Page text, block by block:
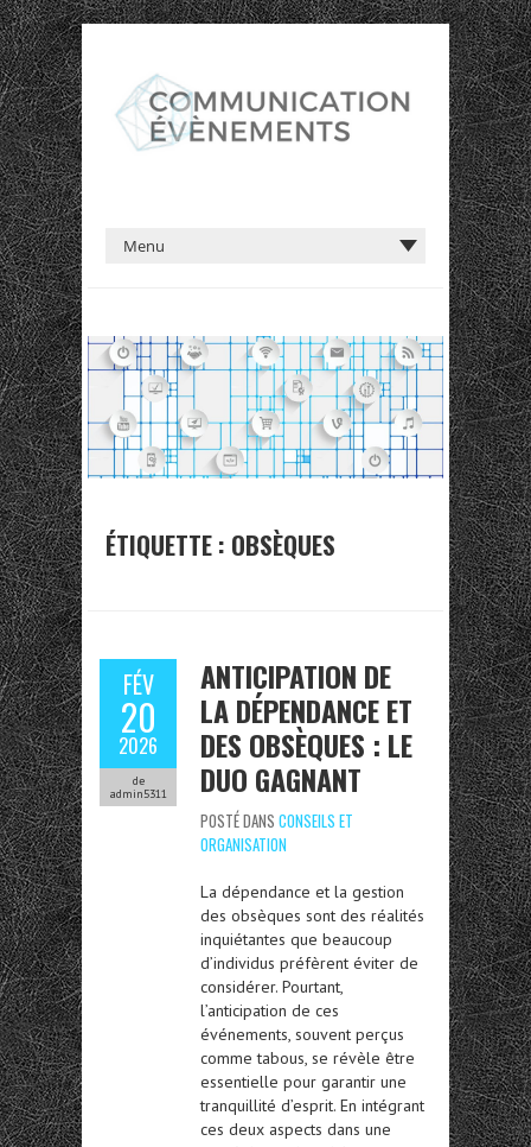
ÉTIQUETTE : OBSÈQUES
FÉV
20
2026
de
admin5311
ANTICIPATION DE
LA DÉPENDANCE ET
DES OBSÈQUES : LE
DUO GAGNANT
POSTÉ DANS CONSEILS ET
ORGANISATION
La dépendance et la gestion
des obsèques sont des réalités
inquiétantes que beaucoup
d’individus préfèrent éviter de
considérer. Pourtant,
l’anticipation de ces
événements, souvent perçus
comme tabous, se révèle être
essentielle pour garantir une
tranquillité d’esprit. En intégrant
ces deux aspects dans une